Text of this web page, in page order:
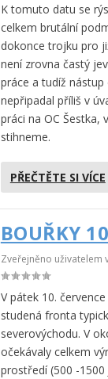
K tomuto datu se
celkem brutální
dokonce trojku pro
není zrovna častý
práce a tudíž
nepřipadal příliš v
práci na OC Šestka,
stihneme.
PŘEČTĚTE SI VÍCE
BOUŘKY
Zveřejněno uživatelem
V pátek 10.
studená fronta
severovýchodu. V
očekávaly celkem
prostředí (500 -